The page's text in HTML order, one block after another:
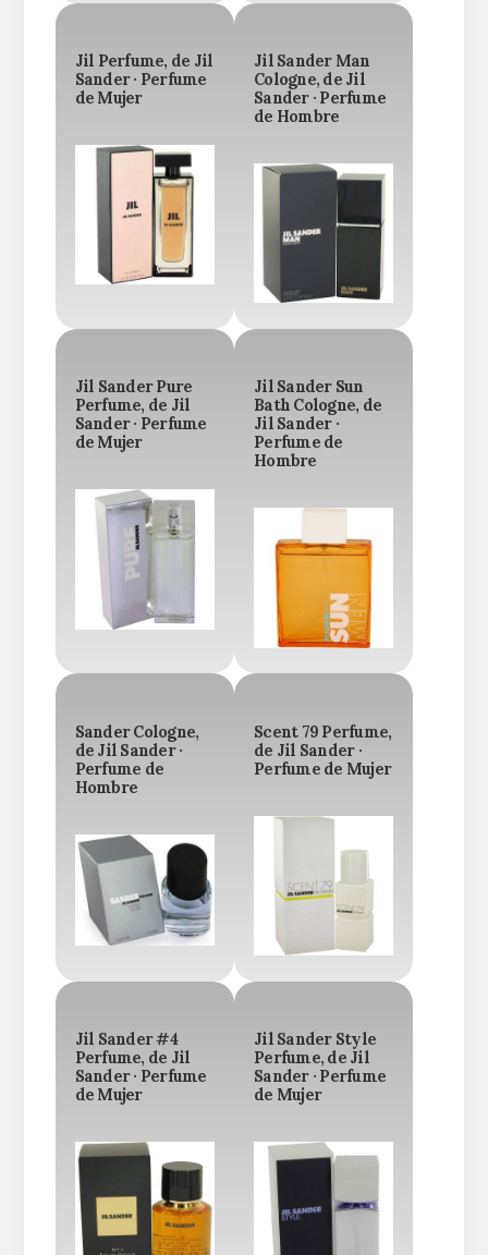
Jil Perfume, de Jil
Sander · Perfume
de Mujer
Jil Sander Man
Cologne, de Jil
Sander · Perfume
de Hombre
Jil Sander Pure
Perfume, de Jil
Sander · Perfume
de Mujer
Jil Sander Sun
Bath Cologne, de
Jil Sander ·
Perfume de
Hombre
Sander Cologne,
de Jil Sander ·
Perfume de
Hombre
Scent 79 Perfume,
de Jil Sander ·
Perfume de Mujer
Jil Sander #4
Perfume, de Jil
Sander · Perfume
de Mujer
Jil Sander Style
Perfume, de Jil
Sander · Perfume
de Mujer